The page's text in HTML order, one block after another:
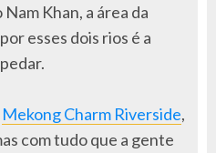
Khan, a área da
esses dois rios é a
Mekong Charm Riverside,
com tudo que a gente